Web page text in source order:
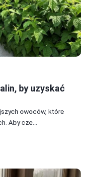
by uzyskać
owoców, które
Aby cze...